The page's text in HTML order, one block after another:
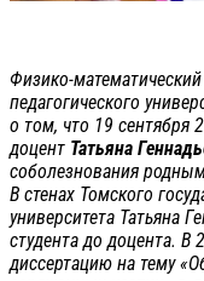
Физико-математический
педагогического
о том, что 19 сентября
доцент Татьяна
соболезнования
В стенах Томского
университета Татьяна
студента до доцента. В
диссертацию на тему